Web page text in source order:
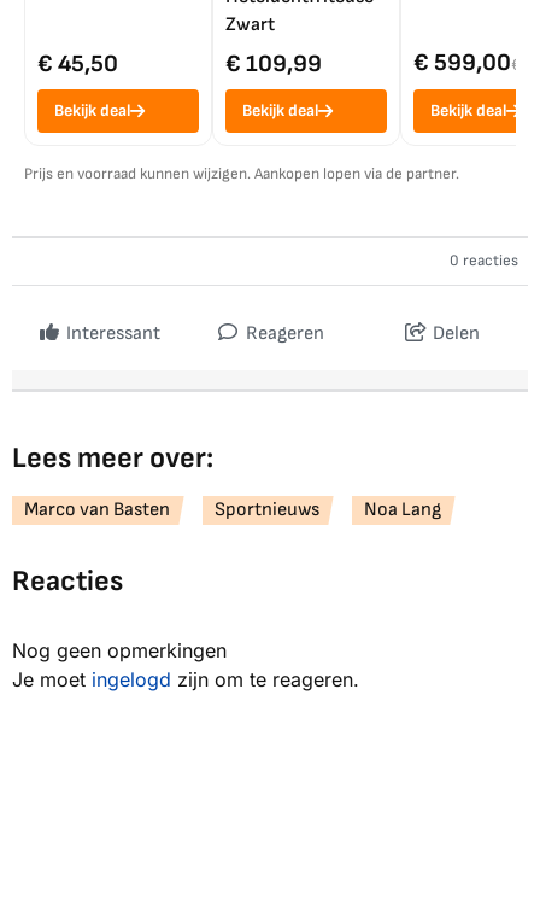
€ 45,50
Bekijk deal
Zwart
€ 109,99
Bekijk deal
€ 599,00€
Bekijk deal
Prijs en voorraad kunnen wijzigen. Aankopen lopen via de partner.
0 reacties
Interessant Reageren Delen
Lees meer over:
Marco van Basten Sportnieuws Noa Lang
Reacties
Nog geen opmerkingen
Je moet ingelogd zijn om te reageren.